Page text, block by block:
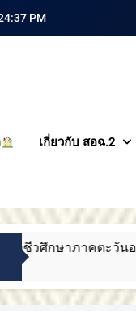
PM
เกี่ยวกับ สอฉ.2
อ 2 ขอแสดงความยินดี